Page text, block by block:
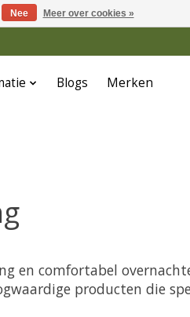
Blogs Merken
en comfortabel
producten die
Nee Meer over cookies »